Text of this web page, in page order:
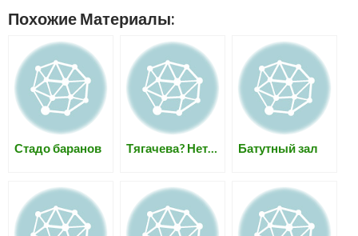
Похожие Материалы:
Стадо баранов Тягачева? Нет… Батутный зал